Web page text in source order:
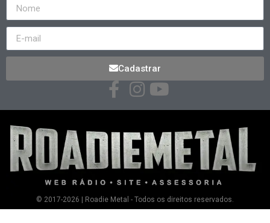
Cadastrar
© 2017-2026 | Roadie Metal - Todos os direitos reservados.